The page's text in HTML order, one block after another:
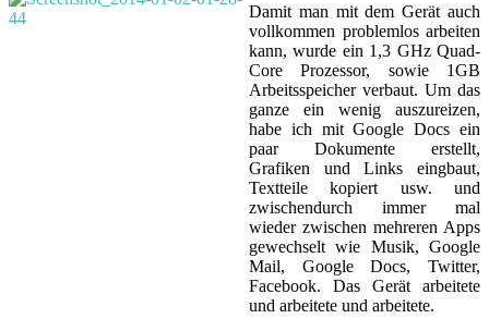
Damit man mit dem Gerät auch
vollkommen problemlos arbeiten
kann, wurde ein 1,3 GHz Quad-
Core Prozessor, sowie 1GB
Arbeitsspeicher verbaut. Um das
ganze ein wenig auszureizen,
habe ich mit Google Docs ein
paar Dokumente erstellt,
Grafiken und Links eingbaut,
Textteile kopiert usw. und
zwischendurch immer mal
wieder zwischen mehreren Apps
gewechselt wie Musik, Google
Mail, Google Docs, Twitter,
Facebook. Das Gerät arbeitete
und arbeitete und arbeitete.